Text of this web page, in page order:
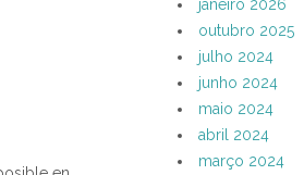
janeiro 2026
outubro 2025
julho 2024
junho 2024
maio 2024
abril 2024
março 2024